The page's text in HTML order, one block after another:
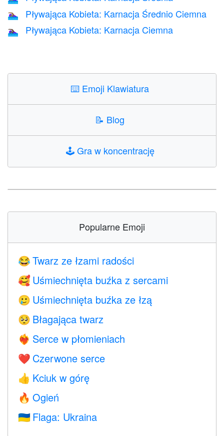
🏊🏾‍♀️ Pływająca Kobieta: Karnacja Średnio Ciemna
🏊🏿‍♀️ Pływająca Kobieta: Karnacja Ciemna
⌨️ Emoji Klawiatura
📝 Blog
🕹️Gra w koncentrację
Popularne Emoji
😂 Twarz ze łzami radości
🥰 Uśmiechnięta buźka z sercami
🥲 Uśmiechnięta buźka ze łzą
🥺 Błagająca twarz
❤️‍🔥 Serce w płomieniach
❤️ Czerwone serce
👍 Kciuk w górę
🔥 Ogień
🇺🇦 Flaga: Ukraina